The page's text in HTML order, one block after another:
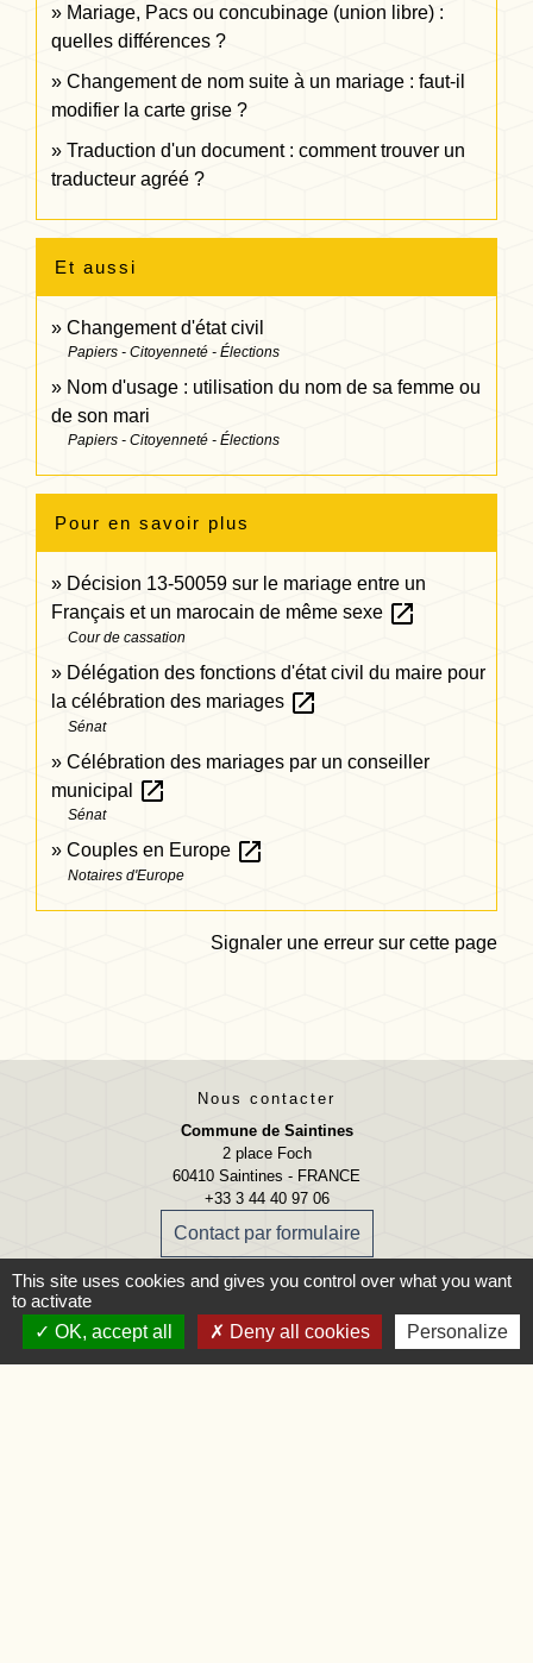
Mariage, Pacs ou concubinage (union libre) :
quelles différences ?
Changement de nom suite à un mariage : faut-il
modifier la carte grise ?
Traduction d'un document : comment trouver un
traducteur agréé ?
Et aussi
Changement d'état civil
Papiers - Citoyenneté - Élections
Nom d'usage : utilisation du nom de sa femme ou
de son mari
Papiers - Citoyenneté - Élections
Pour en savoir plus
Décision 13-50059 sur le mariage entre un
Français et un marocain de même sexe open_in_new
Cour de cassation
Délégation des fonctions d'état civil du maire pour
la célébration des mariages open_in_new
Sénat
Célébration des mariages par un conseiller
municipal
open_in_new
Sénat
Couples en Europe open_in_new
Notaires d'Europe
Signaler une erreur sur cette page
Nous contacter
Commune de Saintines
2 place Foch
60410 Saintines - FRANCE
+33 3 44 40 97 06
Contact par formulaire
Lundi, mardi, jeudi et vendredi
09:00 - 12:00 13:30 - 17:00
This site uses cookies and gives you control over what you want
to activate
OK, accept all
Deny all cookies Personalize